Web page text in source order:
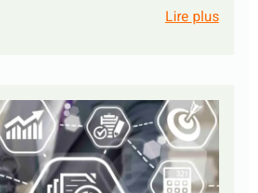
responsabilité : quelle
pour 2030